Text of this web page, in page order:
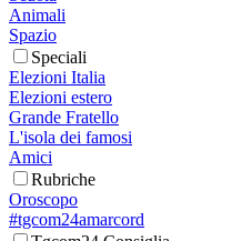
Animali
Spazio
Speciali
Elezioni Italia
Elezioni estero
Grande Fratello
L'isola dei famosi
Amici
Rubriche
Oroscopo
#tgcom24amarcord